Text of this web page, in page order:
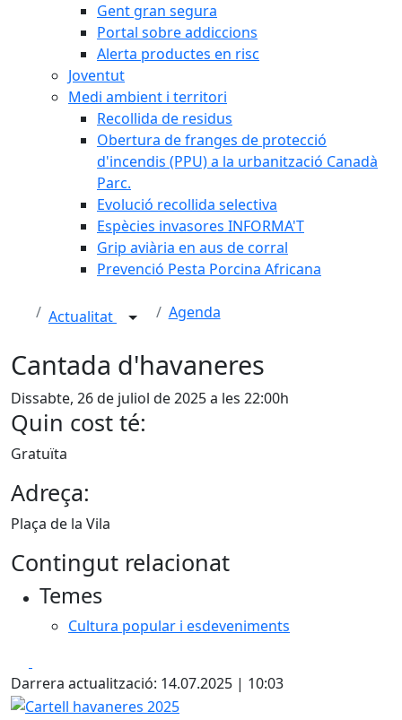
Gent gran segura
Portal sobre addiccions
Alerta productes en risc
Joventut
Medi ambient i territori
Recollida de residus
Obertura de franges de protecció
d'incendis (PPU) a la urbanització Canadà
Parc.
Evolució recollida selectiva
Espècies invasores INFORMA'T
Grip aviària en aus de corral
Prevenció Pesta Porcina Africana
Actualitat Agenda
Cantada d'havaneres
Dissabte, 26 de juliol de 2025 a les 22:00h
Quin cost té:
Gratuïta
Adreça:
Plaça de la Vila
Contingut relacionat
Temes
Cultura popular i esdeveniments
Darrera actualització: 14.07.2025 | 10:03
Cartell havaneres 2025